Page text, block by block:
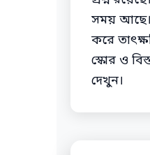
সময়
করে
স্কোর ও
দেখুন।